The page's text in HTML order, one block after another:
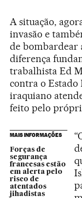
A situação,
invasão e
de bombardear
diferença
trabalhista Ed
contra o
iraquiano
feito pelo
MAIS INFORMAÇÕES
Forças de
segurança
francesas estão
em alerta pelo
risco de
atentados
jihadistas